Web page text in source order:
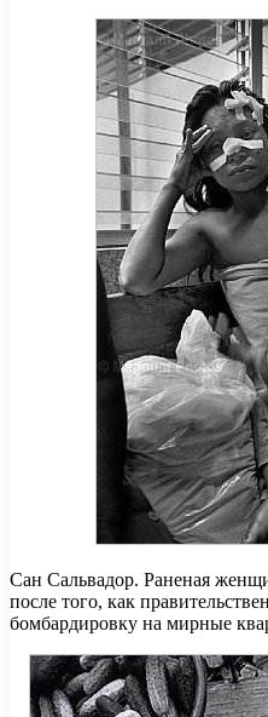
Сан Сальвадор. Раненая
после того, как
бомбардировку на мирные